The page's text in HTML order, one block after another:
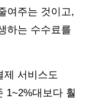
여주는 것이고,
하는 수수료를
제 서비스도
1~2%대보다 훨